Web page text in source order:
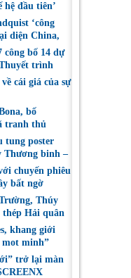
đầu tiên’
‘công
diện China,
công bố 14 dự
trình
cái giá của sự
bố
tranh thủ
tung poster
Thương binh –
chuyến phiêu
bất ngờ
Thúy
Hải quân
khang giới
mot minh”
trở lại màn